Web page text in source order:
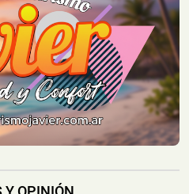
recuperó una hidrolavadora y
que habían s...
un Principio de Incendio en
la Ruta Nacional 12
principio de incendio durante la
la Ru...